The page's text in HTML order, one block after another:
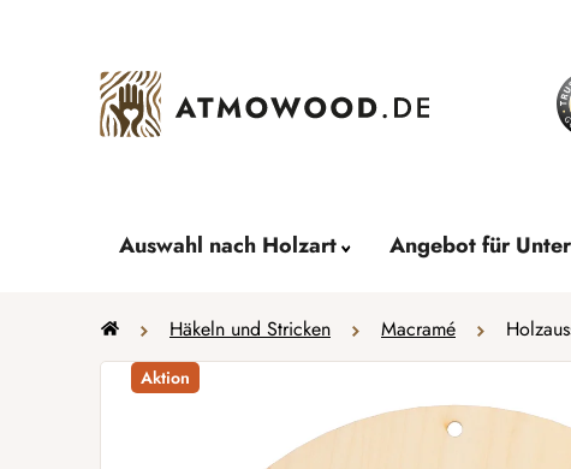
Auswahl nach Holzart Angebot für
StartseiteHäkeln und Stricken Macramé
Aktion